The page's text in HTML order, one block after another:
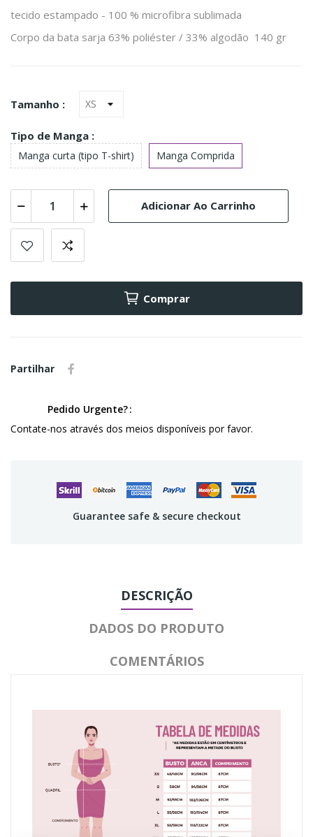
tecido estampado - 100 % microfibra sublimada
Corpo da bata sarja 63% poliéster / 33% algodão 140 gr
Tamanho :
Tipo de Manga :
Manga curta (tipo T-shirt) Manga Comprida
Adicionar Ao Carrinho
Comprar
Partilhar
Pedido Urgente?
Contate-nos através dos meios disponíveis por favor.
Guarantee safe & secure checkout
DESCRIÇÃO
DADOS DO PRODUTO
COMENTÁRIOS